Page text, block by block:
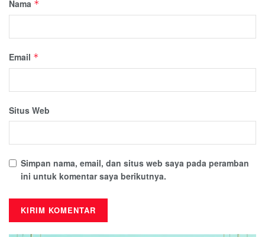
Nama *
Email *
Situs Web
Simpan nama, email, dan situs web saya pada peramban
ini untuk komentar saya berikutnya.